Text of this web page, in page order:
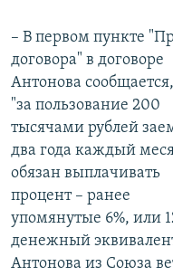
– В первом пункте
договора" в договоре
Антонова
"за пользование 200
тысячами рублей
два года каждый
обязан выплачивать
процент – ранее
упомянутые 6%, или
денежный
Антонова из Союза